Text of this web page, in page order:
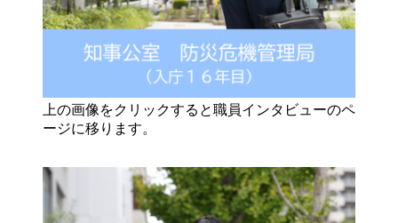
上の画像をクリックすると職員インタビューのペ
ージに移ります。